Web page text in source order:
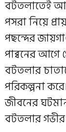
বটতলাতেই
পসরা নিয়ে
পছন্দের
পাব্বনের আগে
বটতলার
পরিকল্পনা
জীবনের
বটতলার গভীর